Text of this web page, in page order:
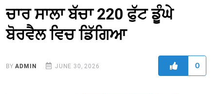
ਚਾਰ ਸਾਲਾ ਬੱਚਾ 220 ਫੁੱਟ ਡੂੰਘੇ
ਬੋਰਵੈਲ ਵਿਚ ਡਿੱਗਿਆ
BYADMIN JUNE 30, 2026 0